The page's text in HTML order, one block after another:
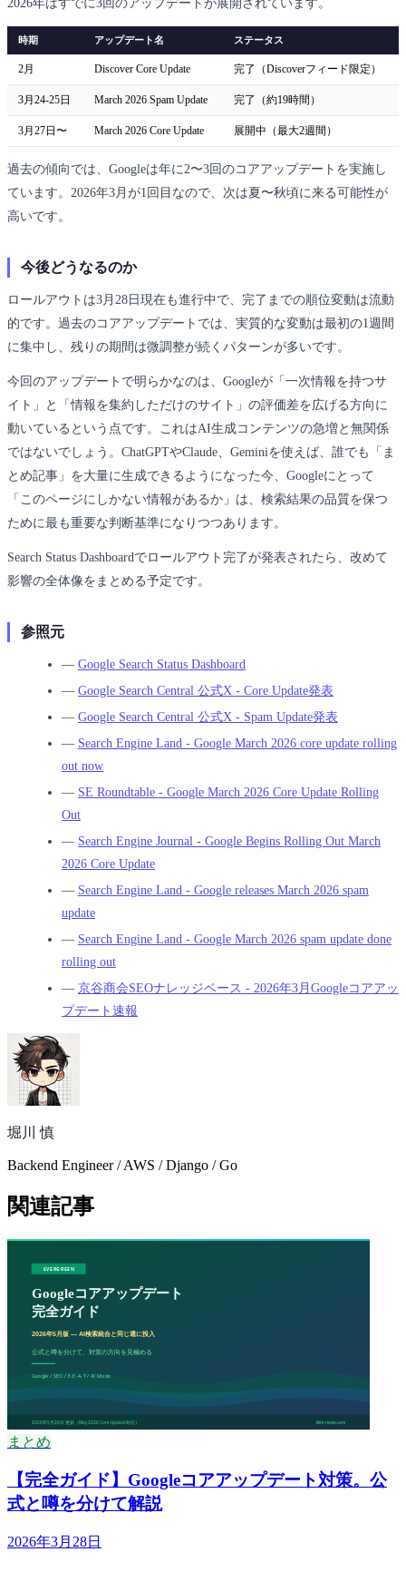
2026年はすでに3回のアップデートが展開されています。
時期 アップデート名 ステータス
2月 Discover Core Update 完了（Discoverフィード限定）
3月24-25日 March 2026 Spam Update 完了（約19時間）
3月27日〜 March 2026 Core Update 展開中（最大2週間）
過去の傾向では、Googleは年に2〜3回のコアアップデートを実施し
ています。2026年3月が1回目なので、次は夏〜秋頃に来る可能性が
高いです。
今後どうなるのか
ロールアウトは3月28日現在も進行中で、完了までの順位変動は流動
的です。過去のコアアップデートでは、実質的な変動は最初の1週間
に集中し、残りの期間は微調整が続くパターンが多いです。
今回のアップデートで明らかなのは、Googleが「一次情報を持つサ
イト」と「情報を集約しただけのサイト」の評価差を広げる方向に
動いているという点です。これはAI生成コンテンツの急増と無関係
ではないでしょう。ChatGPTやClaude、Geminiを使えば、誰でも「ま
とめ記事」を大量に生成できるようになった今、Googleにとって
「このページにしかない情報があるか」は、検索結果の品質を保つ
ために最も重要な判断基準になりつつあります。
Search Status Dashboardでロールアウト完了が発表されたら、改めて
影響の全体像をまとめる予定です。
参照元
― Google Search Status Dashboard
― Google Search Central 公式X - Core Update発表
― Google Search Central 公式X - Spam Update発表
― Search Engine Land - Google March 2026 core update rolling
out now
― SE Roundtable - Google March 2026 Core Update Rolling
Out
― Search Engine Journal - Google Begins Rolling Out March
2026 Core Update
― Search Engine Land - Google releases March 2026 spam
update
― Search Engine Land - Google March 2026 spam update done
rolling out
― 京谷商会SEOナレッジベース - 2026年3月Googleコアアッ
プデート速報
堀川 慎
Backend Engineer / AWS / Django / Go
関連記事
まとめ
【完全ガイド】Googleコアアップデート対策。公
式と噂を分けて解説
2026年3月28日